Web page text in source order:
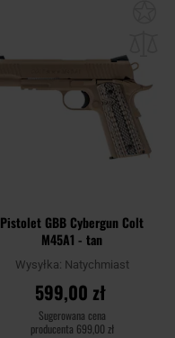
Pistolet GBB Cybergun Colt
M45A1 - tan
Wysyłka: Natychmiast
599,00 zł
Sugerowana cena
producenta 699,00 zł